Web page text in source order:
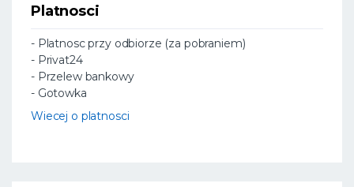
Platnosci
- Platnosc przy odbiorze (za pobraniem)
- Privat24
- Przelew bankowy
- Gotowka
Wiecej o platnosci